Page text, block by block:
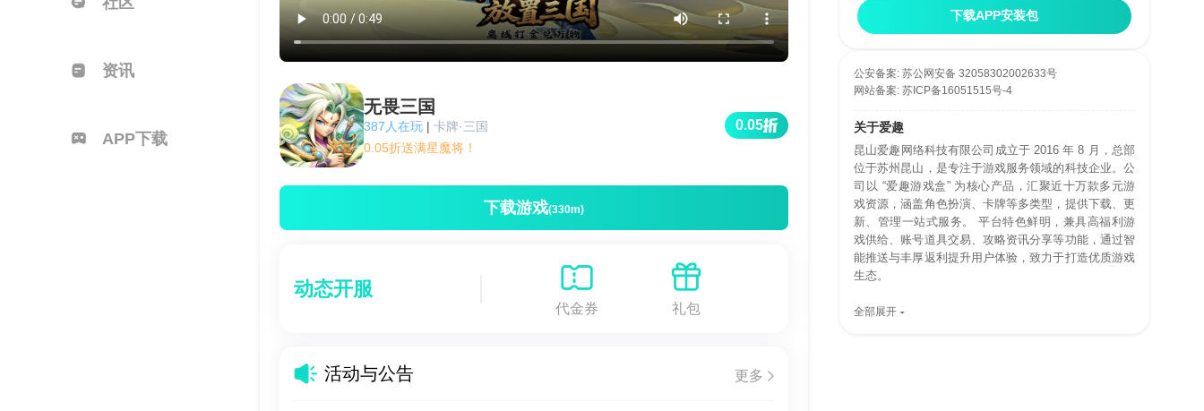
资讯
APP下载
无畏三国
387人在玩 | 卡牌·三国
0.05折送满星魔将！
0.05
下载游戏(330m)
动态开服
代金券 礼包
活动与公告 更多
下载APP安装包
公安备案: 苏公网安备 32058302002633号
网站备案: 苏ICP备16051515号-4
关于爱趣
昆山爱趣网络科技有限公司成立于 2016 年 8 月，总部
位于苏州昆山，是专注于游戏服务领域的科技企业。公
司以 “爱趣游戏盒” 为核心产品，汇聚近十万款多元游
戏资源，涵盖角色扮演、卡牌等多类型，提供下载、更
新、管理一站式服务。 平台特色鲜明，兼具高福利游
戏供给、账号道具交易、攻略资讯分享等功能，通过智
能推送与丰厚返利提升用户体验，致力于打造优质游戏
生态。
全部展开